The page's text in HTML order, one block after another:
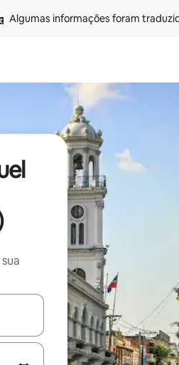
Algumas informações foram
explore-os usando as seta para